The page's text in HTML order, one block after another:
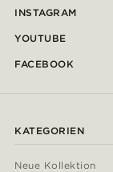
INSTAGRAM
YOUTUBE
FACEBOOK
KATEGORIEN
Neue Kollektion